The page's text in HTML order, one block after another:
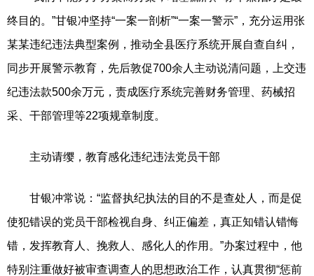
终目的。”甘银冲坚持“一案一剖析”“一案一警示”，充分运用张
某某违纪违法典型案例，推动全县医疗系统开展自查自纠，
同步开展警示教育，先后敦促700余人主动说清问题，上交违
纪违法款500余万元，责成医疗系统完善财务管理、药械招
采、干部管理等22项规章制度。
主动请缨，教育感化违纪违法党员干部
甘银冲常说：“监督执纪执法的目的不是查处人，而是促
使犯错误的党员干部检视自身、纠正偏差，真正知错认错悔
错，发挥教育人、挽救人、感化人的作用。”办案过程中，他
特别注重做好被审查调查人的思想政治工作，认真贯彻“惩前